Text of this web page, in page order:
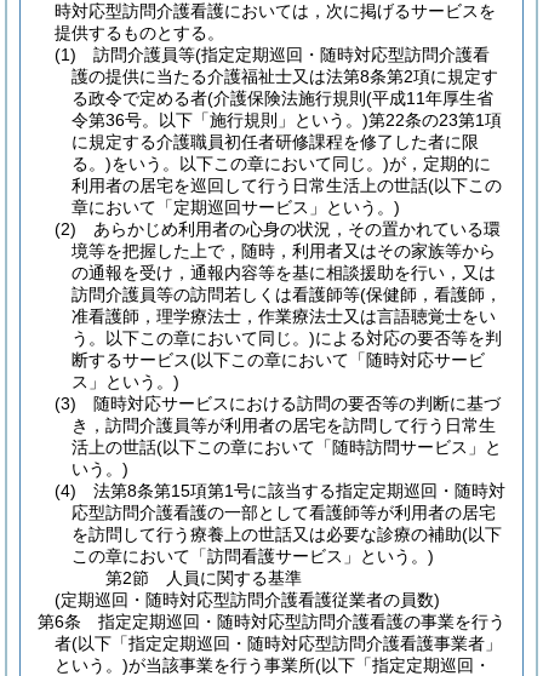
時対応型訪問介護看護においては，次に掲げるサービスを
提供するものとする。
(1)
訪問介護員等(指定定期巡回・随時対応型訪問介護看
護の提供に当たる介護福祉士又は法第8条第2項に規定す
る政令で定める者(介護保険法施行規則 (平成11年厚生省
令第36号。以下「施行規則」という。)第22条の23第1項
に規定する介護職員初任者研修課程を修了した者に限
る。)をいう。以下この章において同じ。)が，定期的に
利用者の居宅を巡回して行う日常生活上の世話(以下この
章において「定期巡回サービス」という。)
(2)
あらかじめ利用者の心身の状況，その置かれている環
境等を把握した上で，随時，利用者又はその家族等から
の通報を受け，通報内容等を基に相談援助を行い，又は
訪問介護員等の訪問若しくは看護師等(保健師，看護師，
准看護師，理学療法士，作業療法士又は言語聴覚士をい
う。以下この章において同じ。)による対応の要否等を判
断するサービス(以下この章において「随時対応サービ
ス」という。)
(3)
随時対応サービスにおける訪問の要否等の判断に基づ
き，訪問介護員等が利用者の居宅を訪問して行う日常生
活上の世話(以下この章において「随時訪問サービス」と
いう。)
(4)
法第8条第15項第1号に該当する指定定期巡回・随時対
応型訪問介護看護の一部として看護師等が利用者の居宅
を訪問して行う療養上の世話又は必要な診療の補助(以下
この章において「訪問看護サービス」という。)
第2節
人員に関する基準
(定期巡回・随時対応型訪問介護看護従業者の員数)
第6条
指定定期巡回・随時対応型訪問介護看護の事業を行う
者(以下「指定定期巡回・随時対応型訪問介護看護事業者」
という。)が当該事業を行う事業所(以下「指定定期巡回・